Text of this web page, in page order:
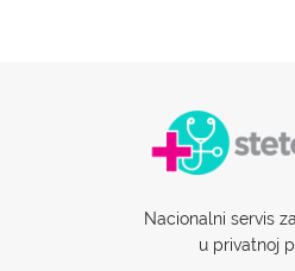
Nacionalni servis
u privatnoj